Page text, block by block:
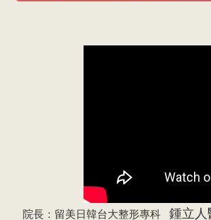
院長：留美日韓台大整形專科 鍾立人